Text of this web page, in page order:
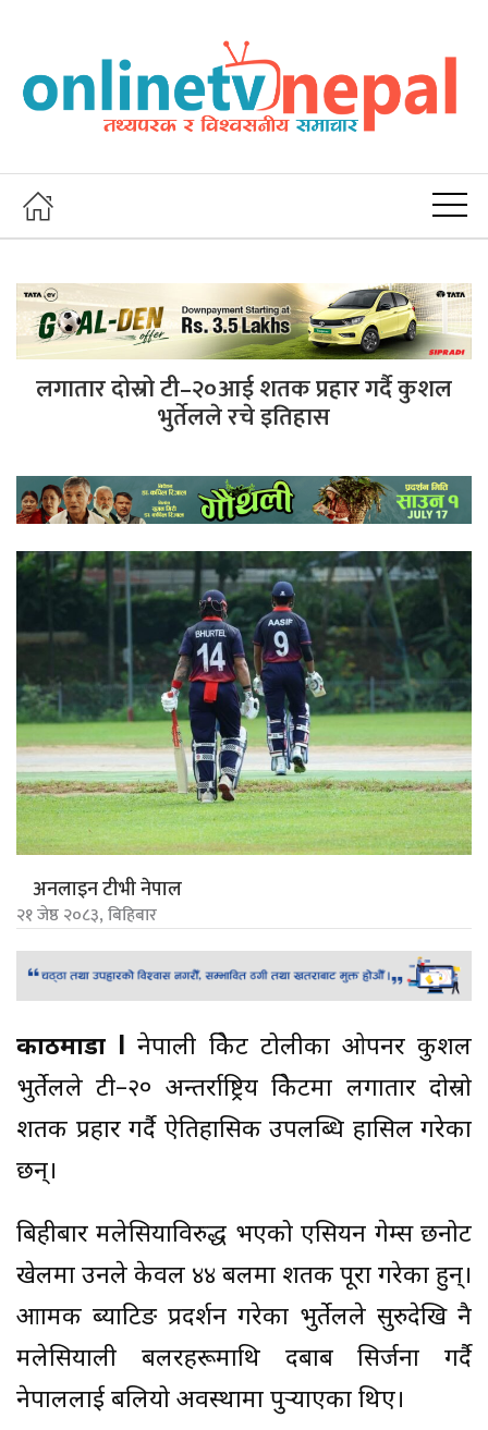
लगातार दोस्रो टी–२०आई शतक प्रहार गर्दै कुशल
भुर्तेलले रचे इतिहास
अनलाइन टीभी नेपाल
२१ जेष्ठ २०८३, बिहिबार
काठमाडौं lनेपाली क्रिकेट टोलीका ओपनर कुशल
भुर्तेलले टी–२० अन्तर्राष्ट्रिय क्रिकेटमा लगातार दोस्रो
शतक प्रहार गर्दै ऐतिहासिक उपलब्धि हासिल गरेका
छन्।
बिहीबार मलेसियाविरुद्ध भएको एसियन गेम्स छनोट
खेलमा उनले केवल ४४ बलमा शतक पूरा गरेका हुन्।
आक्रामक ब्याटिङ प्रदर्शन गरेका भुर्तेलले सुरुदेखि नै
मलेसियाली बलरहरूमाथि दबाब सिर्जना गर्दै
नेपाललाई बलियो अवस्थामा पुर्‍याएका थिए।